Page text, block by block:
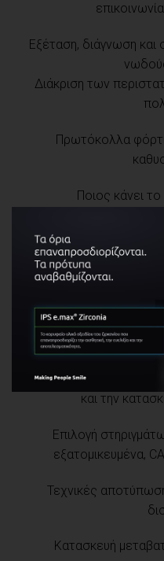
Εξέταση, διάγνωση και
Διάκριση των
Πρωτόκολλα
Ποιος κάνει
Αριθμός
Η σημασία της
Χρήση ψηφιακών
και την
Επιλογή
εξατομικευμένα,
Τεχνικές
Κατασκευή